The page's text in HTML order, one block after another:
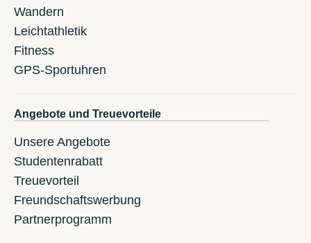
Wandern
Leichtathletik
Fitness
GPS-Sportuhren
Angebote und Treuevorteile
Unsere Angebote
Studentenrabatt
Treuevorteil
Freundschaftswerbung
Partnerprogramm